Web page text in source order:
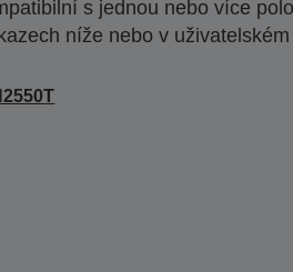
s jednou nebo více
níže nebo v